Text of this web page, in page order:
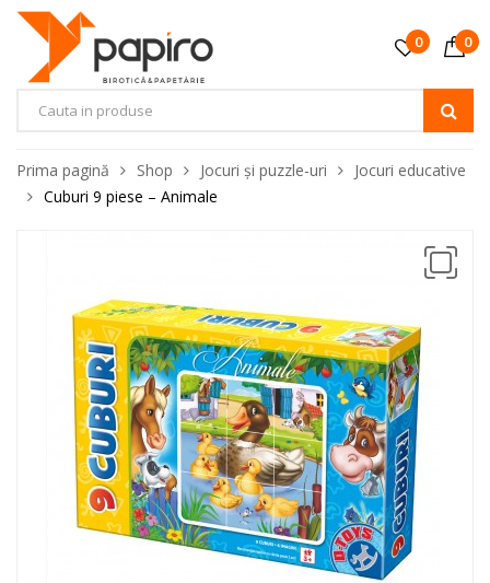
0 0
Prima pagină Shop Jocuri și puzzle-uri
Jocuri educative
Cuburi 9 piese – Animale